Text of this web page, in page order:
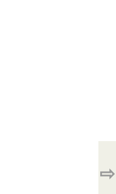
⇨